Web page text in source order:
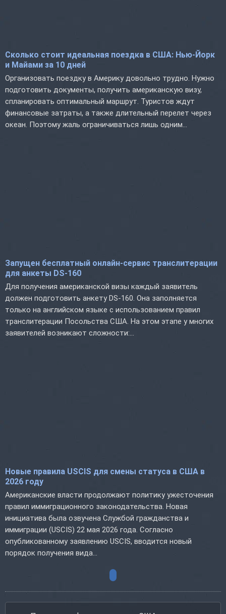
Сколько стоит идеальная поездка в США: Нью-Йорк
и Майами за 10 дней
Организовать поездку в Америку довольно трудно. Нужно
подготовить документы, получить американскую визу,
спланировать оптимальный маршрут. Туристов ждут
финансовые затраты, а также длительный перелет через
океан. Поэтому жаль ограничиваться лишь одним...
Запущен бесплатный онлайн-сервис транслитерации
для анкеты DS-160
Для получения американской визы каждый заявитель
должен подготовить анкету DS-160. Она заполняется
только на английском языке с использованием правил
транслитерации Посольства США. На этом этапе у многих
заявителей возникают сложности:...
Новые правила USCIS для смены статуса в США в
2026 году
Американские власти продолжают политику ужесточения
правил иммиграционного законодательства. Новая
инициатива была озвучена Службой гражданства и
иммиграции (USCIS) 22 мая 2026 года. Согласно
опубликованному заявлению USCIS, вводится новый
порядок получения вида...